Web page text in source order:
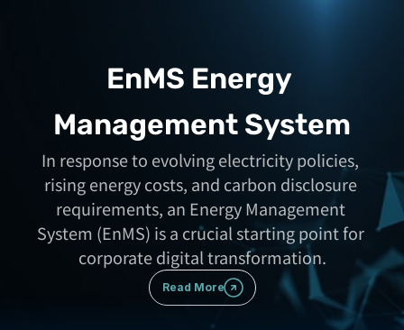
EnMS Energy
Management System
In response to evolving electricity policies,
rising energy costs, and carbon disclosure
requirements, an Energy Management
System (EnMS) is a crucial starting point for
corporate digital transformation.
Read More